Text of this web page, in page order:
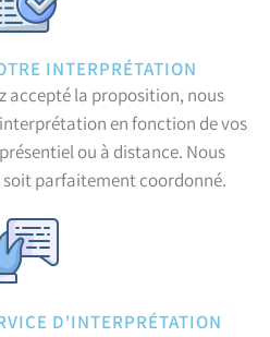
INTERPRÉTATION
accepté la proposition, nous
en fonction de vos
ou à distance. Nous
parfaitement coordonné.
D'INTERPRÉTATION